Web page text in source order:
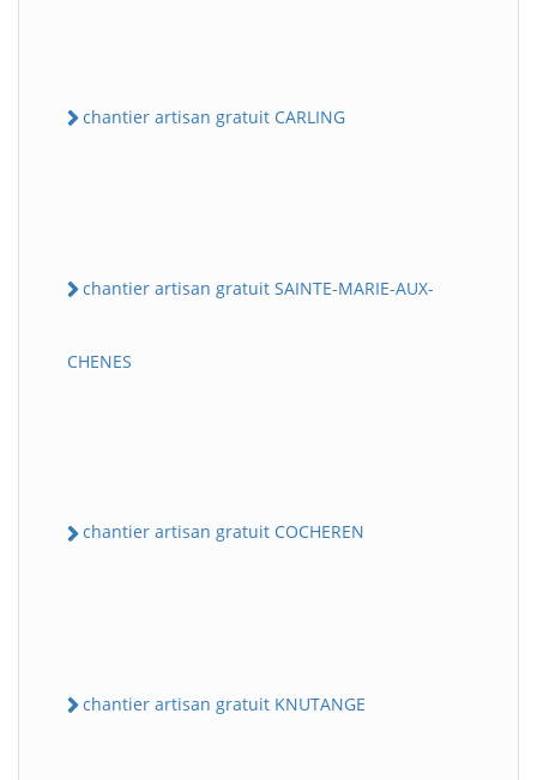
chantier artisan gratuit CARLING
chantier artisan gratuit SAINTE-MARIE-AUX-
CHENES
chantier artisan gratuit COCHEREN
chantier artisan gratuit KNUTANGE